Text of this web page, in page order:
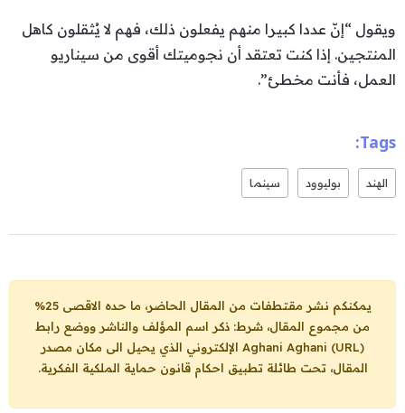
ويقول “إنّ عددا كبيرا منهم يفعلون ذلك، فهم لا يُثقلون كاهل
المنتجين. إذا كنت تعتقد أن نجوميتك أقوى من سيناريو
العمل، فأنت مخطئ”.
Tags:
الهند بوليوود سينما
يمكنكم نشر مقتطفات من المقال الحاضر، ما حده الاقصى 25%
من مجموع المقال، شرط: ذكر اسم المؤلف والناشر ووضع رابط
Aghani Aghani (URL) الإلكتروني الذي يحيل الى مكان مصدر
المقال، تحت طائلة تطبيق احكام قانون حماية الملكية الفكرية.